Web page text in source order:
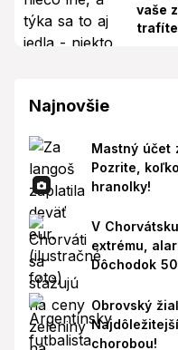
vaše
Najnovšie
Mastný účet
Pozrite,
hranolky!
V
extrému,
Dôchodok
Obrovský
chorobou!